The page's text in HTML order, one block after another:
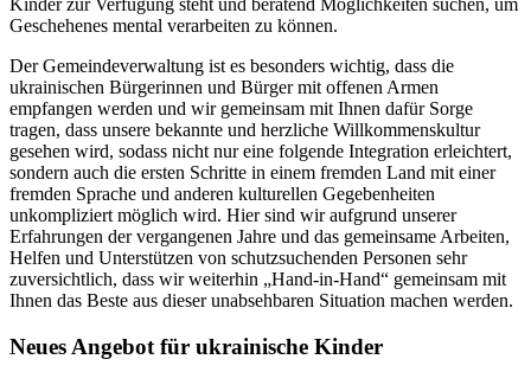
Kinder zur Verfügung steht und beratend Möglichkeiten suchen, um
Geschehenes mental verarbeiten zu können.
Der Gemeindeverwaltung ist es besonders wichtig, dass die
ukrainischen Bürgerinnen und Bürger mit offenen Armen
empfangen werden und wir gemeinsam mit Ihnen dafür Sorge
tragen, dass unsere bekannte und herzliche Willkommenskultur
gesehen wird, sodass nicht nur eine folgende Integration erleichtert,
sondern auch die ersten Schritte in einem fremden Land mit einer
fremden Sprache und anderen kulturellen Gegebenheiten
unkompliziert möglich wird. Hier sind wir aufgrund unserer
Erfahrungen der vergangenen Jahre und das gemeinsame Arbeiten,
Helfen und Unterstützen von schutzsuchenden Personen sehr
zuversichtlich, dass wir weiterhin „Hand-in-Hand“ gemeinsam mit
Ihnen das Beste aus dieser unabsehbaren Situation machen werden.
Neues Angebot für ukrainische Kinder